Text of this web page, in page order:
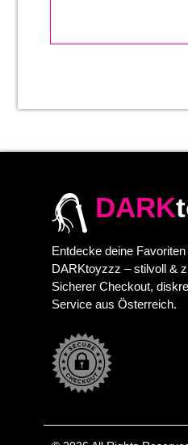
DARK
Entdecke deine Favoriten
DARKtoyzzz – stilvoll &
Sicherer Checkout,
Service aus Österreich.